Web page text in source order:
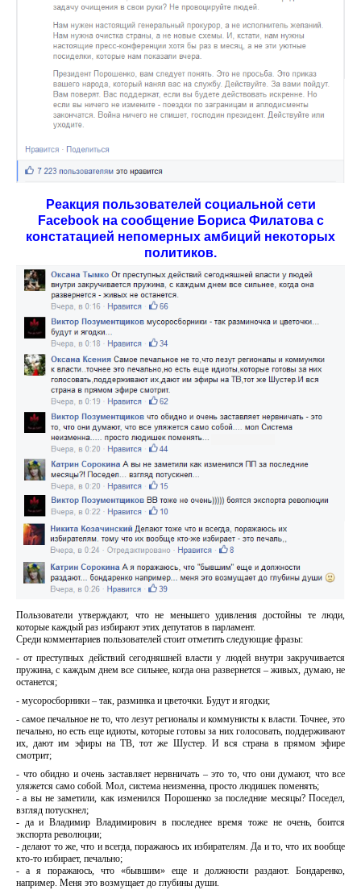
Реакция пользователей социальной сети
Facebook на сообщение Бориса Филатова с
констатацией непомерных амбиций некоторых
политиков.
Пользователи утверждают, что не меньшего удивления достойны те люди,
которые каждый раз избирают этих депутатов в парламент.
Среди комментариев пользователей стоит отметить следующие фразы:
- от преступных действий сегодняшней власти у людей внутри закручивается
пружина, с каждым днем все сильнее, когда она развернется – живых, думаю, не
останется;
- мусоросборники – так, разминка и цветочки. Будут и ягодки;
- самое печальное не то, что лезут регионалы и коммунисты к власти. Точнее, это
печально, но есть еще идиоты, которые готовы за них голосовать, поддерживают
их, дают им эфиры на ТВ, тот же Шустер. И вся страна в прямом эфире
смотрит;
- что обидно и очень заставляет нервничать – это то, что они думают, что все
уляжется само собой. Мол, система неизменна, просто людишек поменять;
- а вы не заметили, как изменился Порошенко за последние месяцы? Поседел,
взгляд потускнел;
- да и Владимир Владимирович в последнее время тоже не очень, боится
экспорта революции;
- делают то же, что и всегда, поражаюсь их избирателям. Да и то, что их вообще
кто-то избирает, печально;
- а я поражаюсь, что «бывшим» еще и должности раздают. Бондаренко,
например. Меня это возмущает до глубины души.